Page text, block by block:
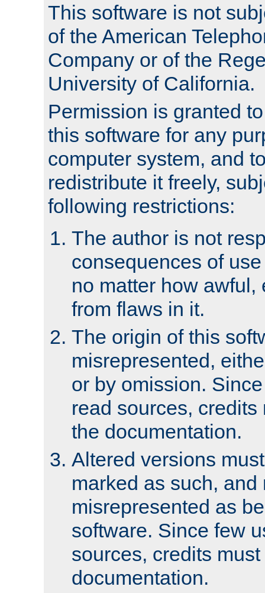
This software is not
of the American
Company or of the
University of California.
Permission is granted
this software for any
computer system, and
redistribute it freely,
following restrictions:
The author is not
consequences of
no matter how awful,
from flaws in it.
The origin of this
misrepresented,
or by omission.
read sources,
the documentation.
Altered versions
marked as such, and
misrepresented as
software. Since few
sources, credits
documentation.